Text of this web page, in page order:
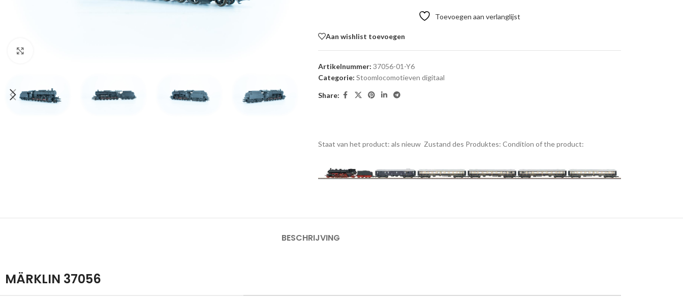
Toevoegen aan verlanglijst
Aan wishlist toevoegen
Artikelnummer: 37056-01-Y6
Categorie: Stoomlocomotieven digitaal
Share:
Staat van het product: als nieuw Zustand des Produktes: Condition of the product:
BESCHRIJVING
MÄRKLIN 37056